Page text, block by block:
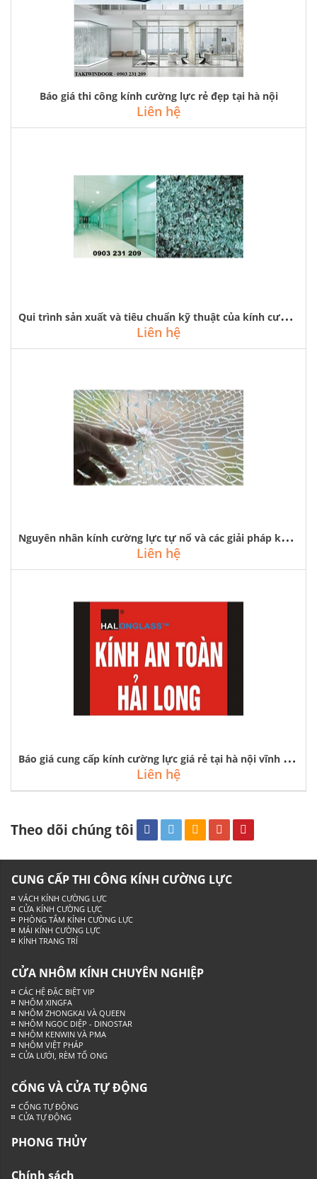
Báo giá thi công kính cường lực rẻ đẹp tại hà nội
Liên hệ
Q
ui trình sản xuất và tiêu chuẩn kỹ thuật của kính cường lực
Liên hệ
N
guyên nhân kính cường lực tự nổ và các giải pháp khắc phục
Liên hệ
B
áo giá cung cấp kính cường lực giá rẻ tại hà nội vĩnh phúc quảng ninh
Liên hệ
Theo dõi chúng tôi
CUNG CẤP THI CÔNG KÍNH CƯỜNG LỰC
VÁCH KÍNH CƯỜNG LỰC
CỬA KÍNH CƯỜNG LỰC
PHÒNG TẮM KÍNH CƯỜNG LỰC
MÁI KÍNH CƯỜNG LỰC
KÍNH TRANG TRÍ
CỬA NHÔM KÍNH CHUYÊN NGHIỆP
CÁC HỆ ĐẶC BIỆT VIP
NHÔM XINGFA
NHÔM ZHONGKAI VÀ QUEEN
NHÔM NGỌC DIỆP - DINOSTAR
NHÔM KENWIN VÀ PMA
NHÔM VIỆT PHÁP
CỬA LƯỚI, RÈM TỔ ONG
CỔNG VÀ CỬA TỰ ĐỘNG
CỔNG TỰ ĐỘNG
CỬA TỰ ĐỘNG
PHONG THỦY
Chính sách